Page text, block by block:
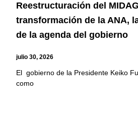
Reestructuración del
transformación de la ANA,
de la agenda del gobierno
julio 30, 2026
El gobierno de la Presidente Keiko
como